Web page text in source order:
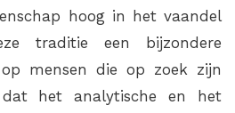
hoog in het vaandel
traditie een bijzondere
mensen die op zoek zijn
het analytische en het